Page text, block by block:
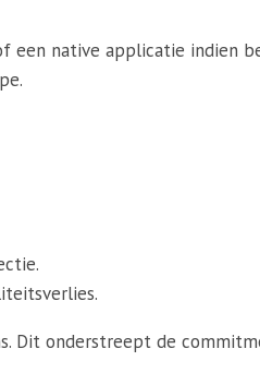
native applicatie indien
onderstreept de